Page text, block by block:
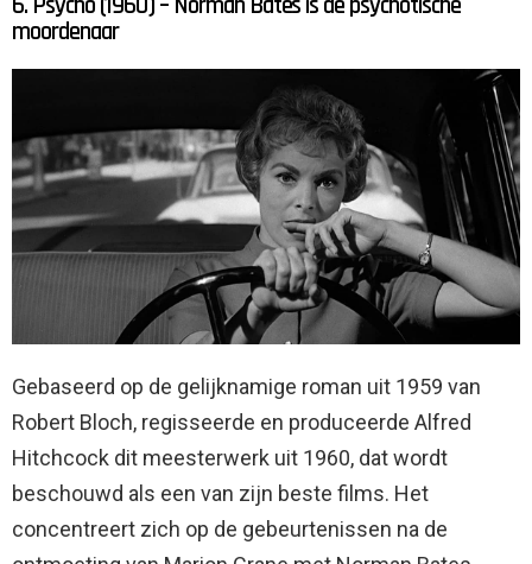
moordenaar
Gebaseerd op de gelijknamige roman uit 1959 van
Robert Bloch, regisseerde en produceerde Alfred
Hitchcock dit meesterwerk uit 1960, dat wordt
beschouwd als een van zijn beste films. Het
concentreert zich op de gebeurtenissen na de